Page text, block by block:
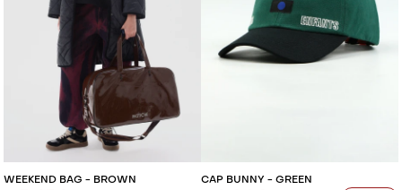
WEEKEND BAG - BROWN CAP BUNNY - GREEN